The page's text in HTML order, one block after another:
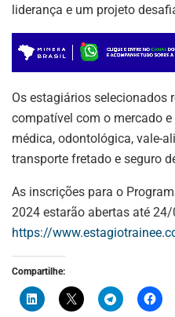
liderança e um projeto
Os estagiários selecionados
compatível com o mercado
médica, odontológica, vale-
transporte fretado e seguro
As inscrições para o
2024 estarão abertas até
https://
Compartilhe: